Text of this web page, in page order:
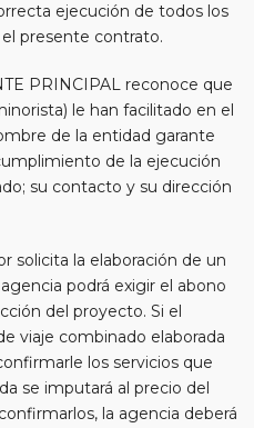
ejecución de todos los
presente contrato.
PRINCIPAL reconoce que
le han facilitado en el
de la entidad garante
de la ejecución
su contacto y su dirección
solicita la elaboración de un
podrá exigir el abono
del proyecto. Si el
viaje combinado elaborada
los servicios que
se imputará al precio del
la agencia deberá